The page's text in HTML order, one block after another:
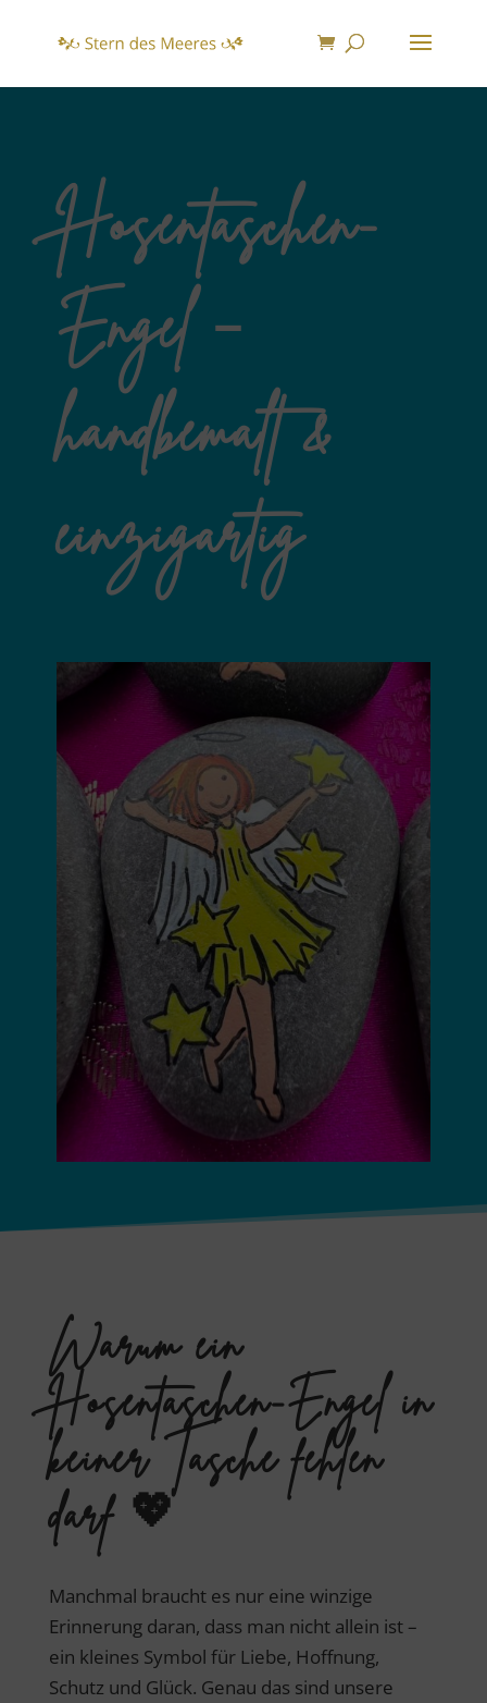
Hosentaschen-
Engel –
handbemalt &
einzigartig
Warum ein
Hosentaschen-Engel in
keiner Tasche fehlen
darf 💖
Manchmal braucht es nur eine winzige
Erinnerung daran, dass man nicht allein ist –
ein kleines Symbol für Liebe, Hoffnung,
Schutz und Glück. Genau das sind unsere